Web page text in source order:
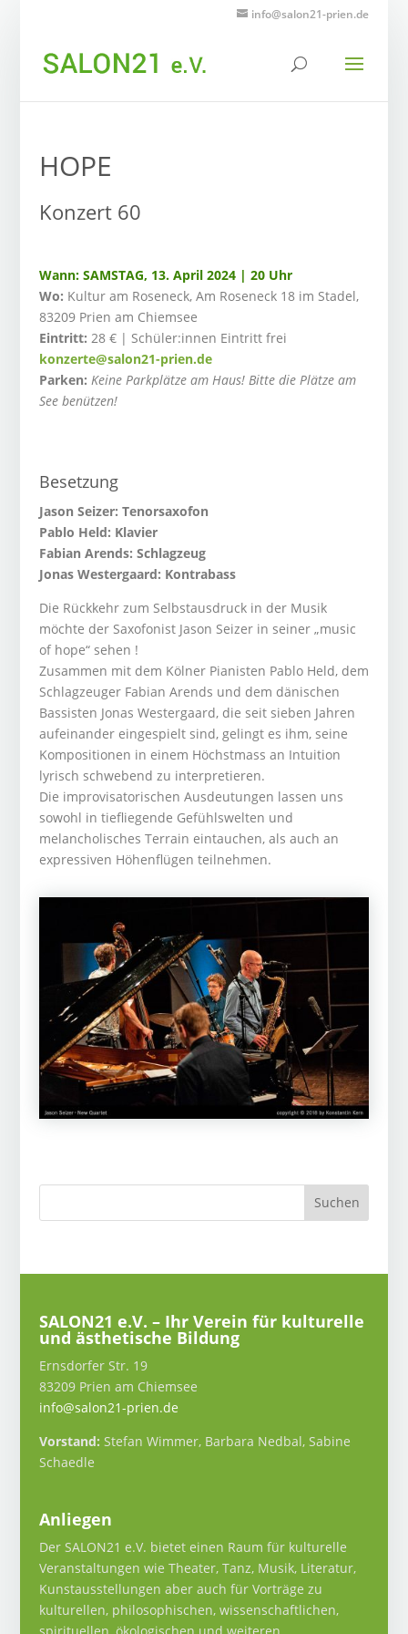
info@salon21-prien.de
HOPE
Konzert 60
Wann:SAMSTAG, 13. April 2024 | 20 Uhr
Wo: Kultur am Roseneck, Am Roseneck 18 im Stadel,
83209 Prien am Chiemsee
Eintritt: 28 € | Schüler:innen Eintritt frei
konzerte@salon21-prien.de
Parken: Keine Parkplätze am Haus! Bitte die Plätze am
See benützen!
Besetzung
Jason Seizer: Tenorsaxofon
Pablo Held: Klavier
Fabian Arends: Schlagzeug
Jonas Westergaard: Kontrabass
Die Rückkehr zum Selbstausdruck in der Musik
möchte der Saxofonist Jason Seizer in seiner „music
of hope“ sehen !
Zusammen mit dem Kölner Pianisten Pablo Held, dem
Schlagzeuger Fabian Arends und dem dänischen
Bassisten Jonas Westergaard, die seit sieben Jahren
aufeinander eingespielt sind, gelingt es ihm, seine
Kompositionen in einem Höchstmass an Intuition
lyrisch schwebend zu interpretieren.
Die improvisatorischen Ausdeutungen lassen uns
sowohl in tiefliegende Gefühlswelten und
melancholisches Terrain eintauchen, als auch an
expressiven Höhenflügen teilnehmen.
SALON21 e.V. – Ihr Verein für kulturelle
und ästhetische Bildung
Ernsdorfer Str. 19
83209 Prien am Chiemsee
info@salon21-prien.de
Vorstand: Stefan Wimmer, Barbara Nedbal, Sabine
Schaedle
Anliegen
Der SALON21 e.V. bietet einen Raum für kulturelle
Veranstaltungen wie Theater, Tanz, Musik, Literatur,
Kunstausstellungen aber auch für Vorträge zu
kulturellen, philosophischen, wissenschaftlichen,